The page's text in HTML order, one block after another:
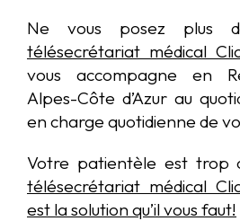
Ne vous posez plus
télésecrétariat médical
vous accompagne en
Alpes-Côte d’Azur au
en charge quotidienne de
Votre patientèle est trop
télésecrétariat médical
est la solution qu’il vous faut!